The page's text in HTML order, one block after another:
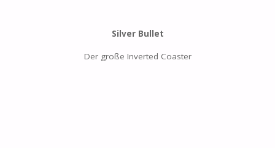
Silver Bullet
Der große Inverted Coaster